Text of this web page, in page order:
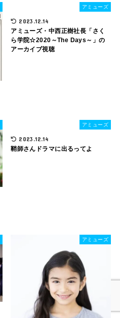
アミューズ
2023.12.14
アミューズ・中西正樹社長「さく
ら学院☆2020～The Days～」の
アーカイブ視聴
アミューズ
2023.12.14
鞘師さんドラマに出るってよ
アミューズ